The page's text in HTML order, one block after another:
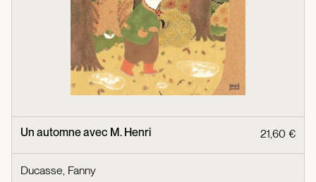
Un automne avec M. Henri 21,60 €
Ducasse, Fanny